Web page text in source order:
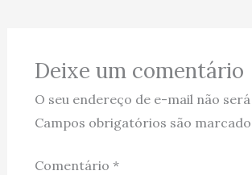
Deixe um comentário
O seu endereço de e-mail não
Campos obrigatórios são
Comentário *